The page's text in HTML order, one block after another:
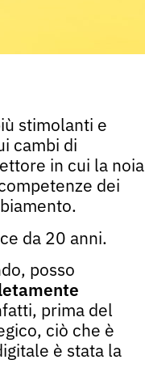
stimolanti e
cambi di
in cui la noia
dei
da 20 anni.
posso
prima del
ciò che è
è stata la